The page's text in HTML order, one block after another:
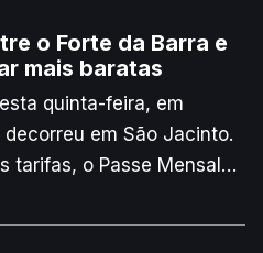
o Forte da Barra e
mais baratas
quinta-feira, em
em São Jacinto.
tarifas, o Passe Mensal